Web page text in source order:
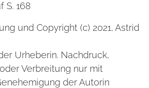
S. 168
und Copyright (c) 2021, Astrid
Urheberin. Nachdruck,
Verbreitung nur mit
der Autorin